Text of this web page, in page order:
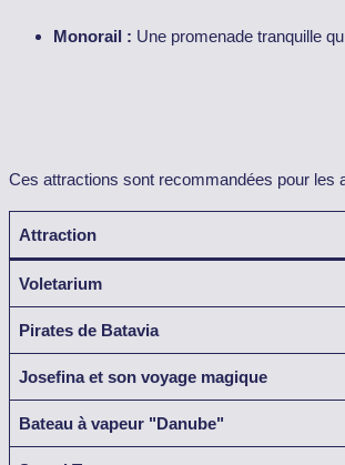
Monorail : Une promenade tranquille
Ces attractions sont recommandées pour les
Attraction
Voletarium
Pirates de Batavia
Josefina et son voyage magique
Bateau à vapeur "Danube"